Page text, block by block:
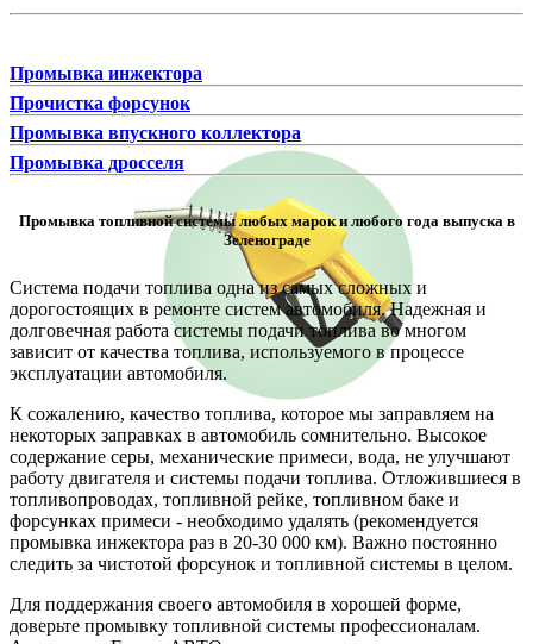
Промывка инжектора
Прочистка форсунок
Промывка впускного коллектора
Промывка дросселя
Промывка топливной системы любых марок и любого года выпуска в
Зеленограде
Система подачи топлива одна из самых сложных и
дорогостоящих в ремонте систем автомобиля. Надежная и
долговечная работа системы подачи топлива во многом
зависит от качества топлива, используемого в процессе
эксплуатации автомобиля.
К сожалению, качество топлива, которое мы заправляем на
некоторых заправках в автомобиль сомнительно. Высокое
содержание серы, механические примеси, вода, не улучшают
работу двигателя и системы подачи топлива. Отложившиеся в
топливопроводах, топливной рейке, топливном баке и
форсунках примеси - необходимо удалять (рекомендуется
промывка инжектора раз в 20-30 000 км). Важно постоянно
следить за чистотой форсунок и топливной системы в целом.
Для поддержания своего автомобиля в хорошей форме,
доверьте промывку топливной системы профессионалам.